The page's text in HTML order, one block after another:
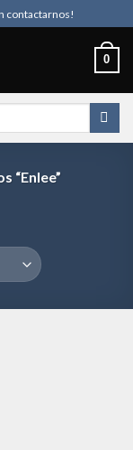
contactarnos!
0
“Enlee”